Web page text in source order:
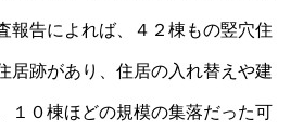
報告によれば、４２棟もの竪穴住
居跡があり、住居の入れ替えや建
１０棟ほどの規模の集落だった可